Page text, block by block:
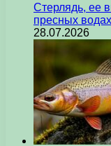
Стерлядь, ее
пресных
28.07.2026